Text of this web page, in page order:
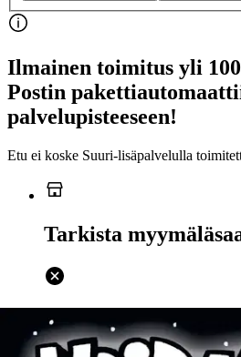
Ilmainen toimitus yli
Postin
palvelupisteeseen!
Etu ei koske Suuri‑lisäpalvelulla
Tarkista
Ei saatavilla